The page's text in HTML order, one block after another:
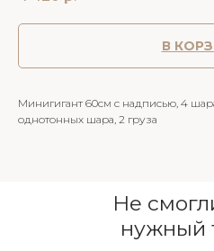
В
Минигигант 60см с надписью, 4
однотонных шара, 2 груза
Не
нужный